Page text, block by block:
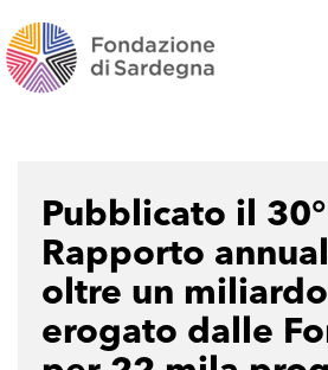
Pubblicato il 30°
Rapporto
oltre un
erogato dalle